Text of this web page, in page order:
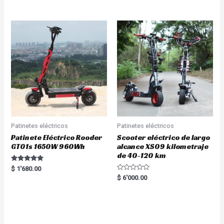
Patinetes eléctricos
Patinete Eléctrico Rooder
GT01s 1650W 960Wh
Rated
5.00
$ 1'680.00
Patinetes eléctricos
Scooter eléctrico de largo
alcance XS09 kilometraje
de 40-120 km
R
a
$ 6'000.00